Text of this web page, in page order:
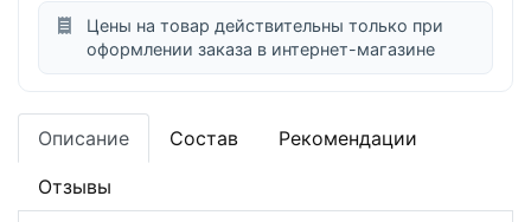
Цены на товар действительны только при
оформлении заказа в интернет-магазине
Описание Состав Рекомендации
Отзывы